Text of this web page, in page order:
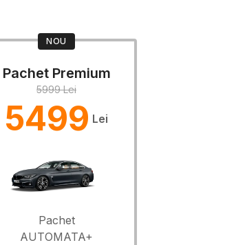
NOU
Pachet Premium
5999 Lei
5499 Lei
Pachet
AUTOMATA+